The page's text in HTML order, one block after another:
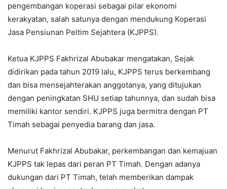
pengembangan koperasi sebagai pilar ekonomi
kerakyatan, salah satunya dengan mendukung Koperasi
Jasa Pensiunan Peltim Sejahtera (KJPPS).
Ketua KJPPS Fakhrizal Abubakar mengatakan, Sejak
didirikan pada tahun 2019 lalu, KJPPS terus berkembang
dan bisa mensejahterakan anggotanya, yang ditujukan
dengan peningkatan SHU setiap tahunnya, dan sudah bisa
memiliki kantor sendiri. KJPPS juga bermitra dengan PT
Timah sebagai penyedia barang dan jasa.
Menurut Fakhrizal Abubakar, perkembangan dan kemajuan
KJPPS tak lepas dari peran PT Timah. Dengan adanya
dukungan dari PT Timah, telah memberikan dampak